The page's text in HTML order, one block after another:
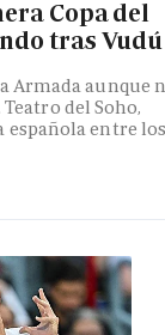
Copa del
tras Vudú
Armada aunque
del Soho,
española entre